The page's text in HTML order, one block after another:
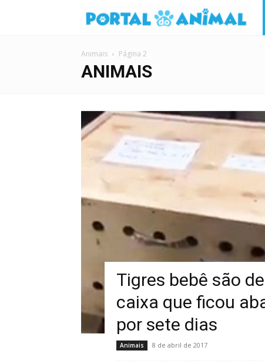
Animais Página 2
ANIMAIS
Tigres bebê são
caixa que ficou
por sete dias
Animais 8 de abril de 2017